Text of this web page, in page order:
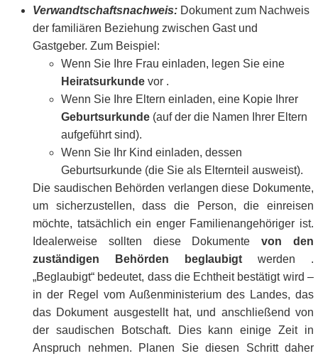
Verwandtschaftsnachweis: Dokument zum Nachweis
der familiären Beziehung zwischen Gast und
Gastgeber. Zum Beispiel:
Wenn Sie Ihre Frau einladen, legen Sie eine
Heiratsurkunde vor .
Wenn Sie Ihre Eltern einladen, eine Kopie Ihrer
Geburtsurkunde (auf der die Namen Ihrer Eltern
aufgeführt sind).
Wenn Sie Ihr Kind einladen, dessen
Geburtsurkunde (die Sie als Elternteil ausweist).
Die saudischen Behörden verlangen diese Dokumente,
um sicherzustellen, dass die Person, die einreisen
möchte, tatsächlich ein enger Familienangehöriger ist.
Idealerweise sollten diese Dokumentevon den
zuständigen Behörden beglaubigt werden .
„Beglaubigt“ bedeutet, dass die Echtheit bestätigt wird –
in der Regel vom Außenministerium des Landes, das
das Dokument ausgestellt hat, und anschließend von
der saudischen Botschaft. Dies kann einige Zeit in
Anspruch nehmen. Planen Sie diesen Schritt daher